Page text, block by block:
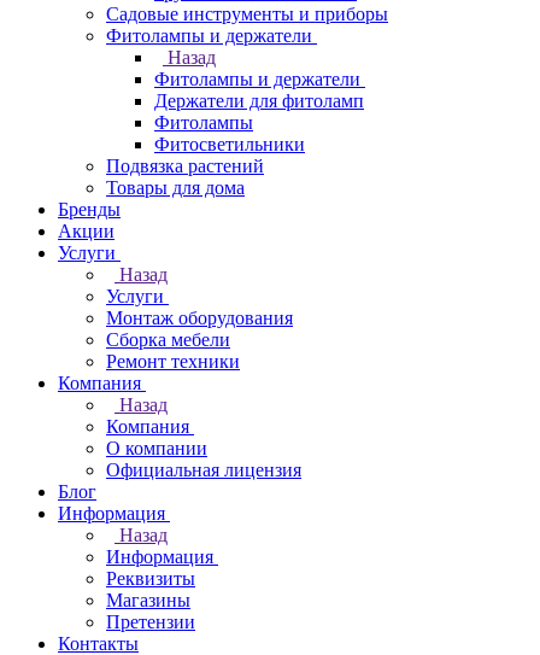
Садовые инструменты и приборы
Фитолампы и держатели
Назад
Фитолампы и держатели
Держатели для фитоламп
Фитолампы
Фитосветильники
Подвязка растений
Товары для дома
Бренды
Акции
Услуги
Назад
Услуги
Монтаж оборудования
Сборка мебели
Ремонт техники
Компания
Назад
Компания
О компании
Официальная лицензия
Блог
Информация
Назад
Информация
Реквизиты
Магазины
Претензии
Контакты